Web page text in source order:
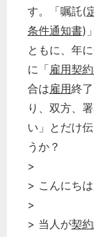
す。「嘱託(
条件通知書)
ともに、年
に「雇用契
合は雇用終
り、双方、
い」とだけ
うか？
>
> こんにちは
>
> 当人が契約